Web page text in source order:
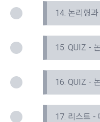
제 7 조 (서비스의 내용과
1. "회사"는 제2조 제2항
서비스 내용은 다음 각 호와
가. 대회
다. 인재풀 등록 서비스
마. 기타 "회사"가 추가 개
6) 기기정보와 같은 생성
4. 수집한 개인정보의 이용
데이콘 및 데이콘 관련 제
관리, 서비스 개발·제공
14. 논리형
15. QUIZ -
16. QUIZ -
17. 리스트 -